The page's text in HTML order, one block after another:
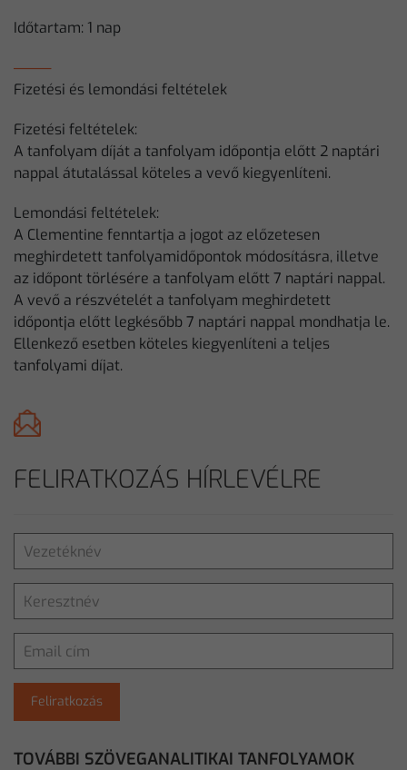
TOVÁBBI SZÖVEGANALITIKAI TANFOLYAMOK
Időtartam: 1 nap
Fizetési és lemondási feltételek
Fizetési feltételek:
A tanfolyam díját a tanfolyam időpontja előtt 2 naptári
nappal átutalással köteles a vevő kiegyenlíteni.
Lemondási feltételek:
A Clementine fenntartja a jogot az előzetesen
meghirdetett tanfolyamidőpontok módosításra, illetve
az időpont törlésére a tanfolyam előtt 7 naptári nappal.
A vevő a részvételét a tanfolyam meghirdetett
időpontja előtt legkésőbb 7 naptári nappal mondhatja le.
Ellenkező esetben köteles kiegyenlíteni a teljes
tanfolyami díjat.
FELIRATKOZÁS HÍRLEVÉLRE
Feliratkozás